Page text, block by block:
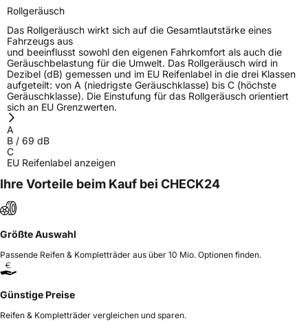
Rollgeräusch
Das Rollgeräusch wirkt sich auf die Gesamtlautstärke eines
Fahrzeugs aus
und beeinflusst sowohl den eigenen Fahrkomfort als auch die
Geräuschbelastung für die Umwelt. Das Rollgeräusch wird in
Dezibel (dB) gemessen und im EU Reifenlabel in die drei Klassen
aufgeteilt: von A (niedrigste Geräuschklasse) bis C (höchste
Geräuschklasse). Die Einstufung für das Rollgeräusch orientiert
sich an EU Grenzwerten.
A
B / 69 dB
C
EU Reifenlabel anzeigen
Ihre Vorteile beim Kauf bei CHECK24
Größte Auswahl
Passende Reifen & Kompletträder aus über 10 Mio. Optionen finden.
Günstige Preise
Reifen & Kompletträder vergleichen und sparen.